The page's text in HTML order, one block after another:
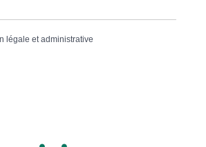
légale et administrative